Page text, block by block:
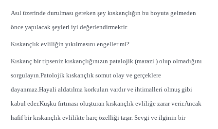
Asıl üzerinde durulması gereken şey kıskançlığın bu boyuta gelmeden
önce yapılacak şeyleri iyi değerlendirmektir.
Kıskançlık evliliğin yıkılmasını engeller mi?
Kıskanç bir tipseniz kıskançlığınızın patalojik (marazi ) olup olmadığını
sorgulayın.Patolojik kıskançlık somut olay ve gerçeklere
dayanmaz.Hayali aldatılma korkuları vardır ve ihtimalleri olmuş gibi
kabul eder.Kuşku fırtınası oluşturan kıskançlık evliliğe zarar verir.Ancak
hafif bir kıskançlık evlilikte harç özelliği taşır. Sevgi ve ilginin bir